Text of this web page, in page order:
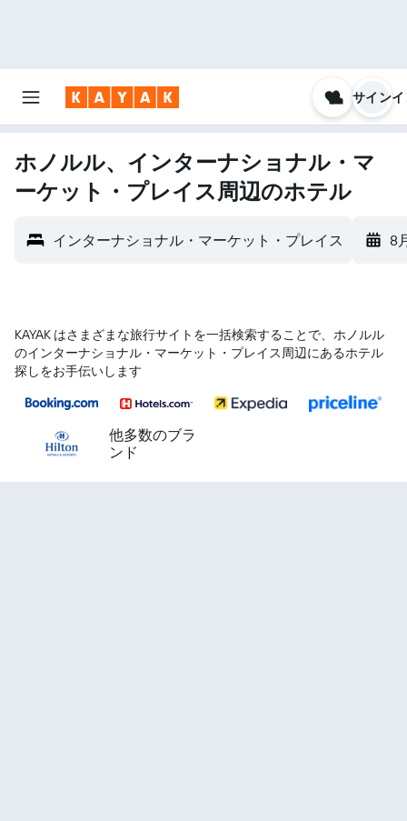
サイン
ホノルル、インターナショナル・マ
ーケット・プレイス周辺のホテル
インターナショナル・マーケット・プレイス 8
KAYAK はさまざまな旅行サイトを一括検索することで、ホノルル​
のインターナショナル・マーケット・プレイス​周辺にあるホテル
探しをお手伝いします
他多数のブラ
ンド